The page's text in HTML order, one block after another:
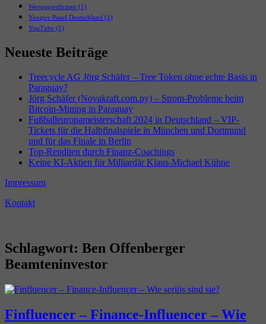
Wertpapierfirmen (1)
Yougov Panel Deutschland (1)
YouTube (1)
Neueste Beiträge
Treecycle AG Jörg Schäfer – Tree Token ohne echte Basis in
Paraguay?
Jörg Schäfer (Novakraft.com.py) – Strom-Probleme beim
Bitcoin-Mining in Paraguay
Fußballeuropameisterschaft 2024 in Deutschland – VIP-
Tickets für die Halbfinalspiele in München und Dortmund
und für das Finale in Berlin
Top-Renditen durch Finanz-Coachings
Keine KI-Aktien für Milliardär Klaus-Michael Kühne
Impressum
Kontakt
Schlagwort: Ben Offenberger
Beamteninvestor
Finfluencer – Finance-Influencer – Wie